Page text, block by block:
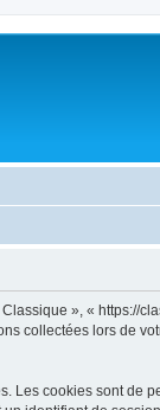
», « https://
collectées lors de
Les cookies sont de